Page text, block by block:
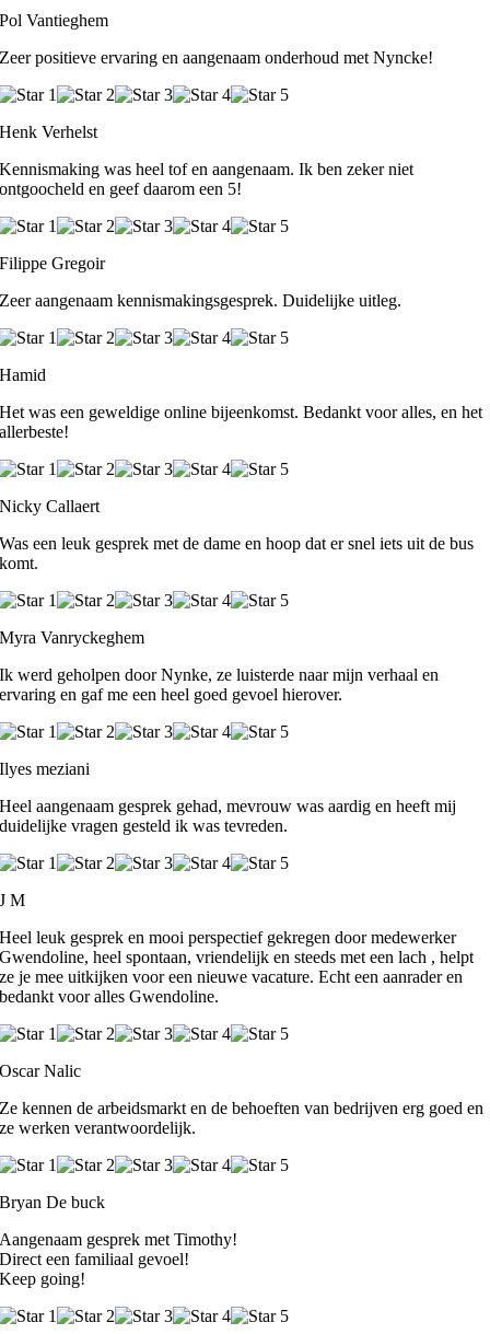
Pol Vantieghem
Zeer positieve ervaring en aangenaam onderhoud met Nyncke!
Henk Verhelst
Kennismaking was heel tof en aangenaam. Ik ben zeker niet
ontgoocheld en geef daarom een 5!
Filippe Gregoir
Zeer aangenaam kennismakingsgesprek. Duidelijke uitleg.
Hamid
Het was een geweldige online bijeenkomst. Bedankt voor alles, en het
allerbeste!
Nicky Callaert
Was een leuk gesprek met de dame en hoop dat er snel iets uit de bus
komt.
Myra Vanryckeghem
Ik werd geholpen door Nynke, ze luisterde naar mijn verhaal en
ervaring en gaf me een heel goed gevoel hierover.
Ilyes meziani
Heel aangenaam gesprek gehad, mevrouw was aardig en heeft mij
duidelijke vragen gesteld ik was tevreden.
J M
Heel leuk gesprek en mooi perspectief gekregen door medewerker
Gwendoline, heel spontaan, vriendelijk en steeds met een lach , helpt
ze je mee uitkijken voor een nieuwe vacature. Echt een aanrader en
bedankt voor alles Gwendoline.
Oscar Nalic
Ze kennen de arbeidsmarkt en de behoeften van bedrijven erg goed en
ze werken verantwoordelijk.
Bryan De buck
Aangenaam gesprek met Timothy!
Direct een familiaal gevoel!
Keep going!